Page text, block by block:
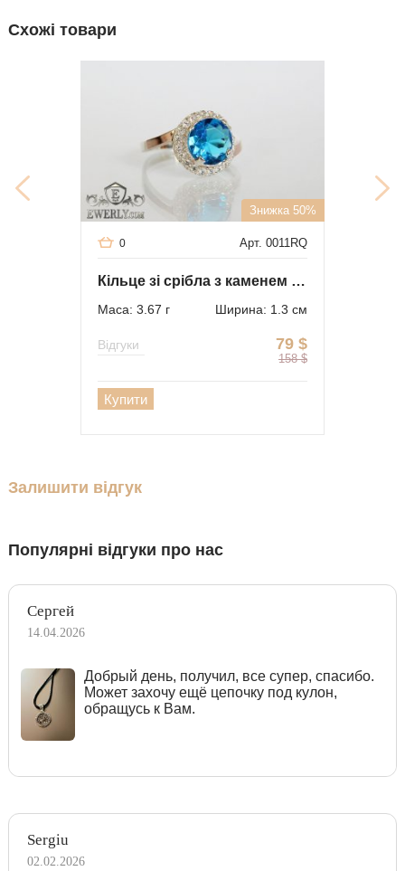
Схожі товари
Знижка 50%
Арт. 0011RQ
0
Кільце зі срібла з каменем (блакитний колір)
Маса: 3.67 г Ширина: 1.3 см
79 $
158 $
Відгуки
Купити
Залишити відгук
Популярні відгуки про нас
Сергей
14.04.2026
Добрый день, получил, все супер, спасибо.
Может захочу ещё цепочку под кулон,
обращусь к Вам.
Sergiu
02.02.2026